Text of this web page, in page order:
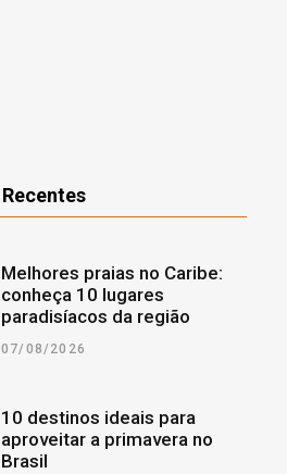
Recentes
Melhores praias no Caribe:
conheça 10 lugares
paradisíacos da região
07/08/2026
10 destinos ideais para
aproveitar a primavera no
Brasil